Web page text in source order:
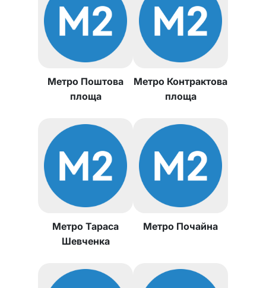
Метро Поштова
площа
Метро Контрактова
площа
Метро Тараса
Шевченка
Метро Почайна